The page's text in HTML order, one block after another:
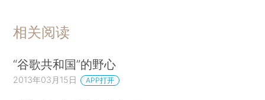
相关阅读
“谷歌共和国”的野心
2013年03月15日 APP打开